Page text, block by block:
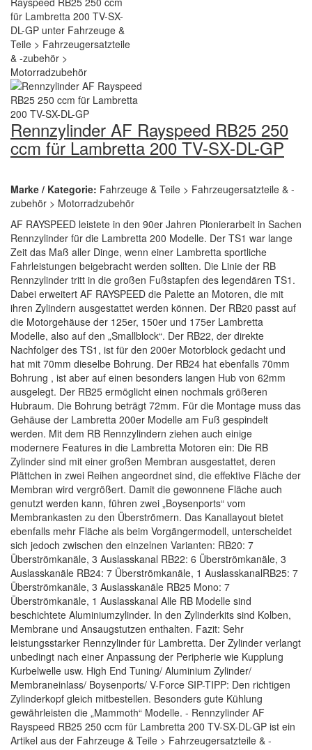
Rennzylinder AF Rayspeed RB25 250
ccm für Lambretta 200 TV-SX-DL-GP
Marke / Kategorie: Fahrzeuge & Teile > Fahrzeugersatzteile & -
zubehör > Motorradzubehör
AF RAYSPEED leistete in den 90er Jahren Pionierarbeit in Sachen
Rennzylinder für die Lambretta 200 Modelle. Der TS1 war lange
Zeit das Maß aller Dinge, wenn einer Lambretta sportliche
Fahrleistungen beigebracht werden sollten. Die Linie der RB
Rennzylinder tritt in die großen Fußstapfen des legendären TS1.
Dabei erweitert AF RAYSPEED die Palette an Motoren, die mit
ihren Zylindern ausgestattet werden können. Der RB20 passt auf
die Motorgehäuse der 125er, 150er und 175er Lambretta
Modelle, also auf den „Smallblock“. Der RB22, der direkte
Nachfolger des TS1, ist für den 200er Motorblock gedacht und
hat mit 70mm dieselbe Bohrung. Der RB24 hat ebenfalls 70mm
Bohrung , ist aber auf einen besonders langen Hub von 62mm
ausgelegt. Der RB25 ermöglicht einen nochmals größeren
Hubraum. Die Bohrung beträgt 72mm. Für die Montage muss das
Gehäuse der Lambretta 200er Modelle am Fuß gespindelt
werden. Mit dem RB Rennzylindern ziehen auch einige
modernere Features in die Lambretta Motoren ein: Die RB
Zylinder sind mit einer großen Membran ausgestattet, deren
Plättchen in zwei Reihen angeordnet sind, die effektive Fläche der
Membran wird vergrößert. Damit die gewonnene Fläche auch
genutzt werden kann, führen zwei „Boysenports“ vom
Membrankasten zu den Überströmern. Das Kanallayout bietet
ebenfalls mehr Fläche als beim Vorgängermodell, unterscheidet
sich jedoch zwischen den einzelnen Varianten: RB20: 7
Überströmkanäle, 3 Auslasskanal RB22: 6 Überströmkanäle, 3
Auslasskanäle RB24: 7 Überströmkanäle, 1 AuslasskanalRB25: 7
Überströmkanäle, 3 Auslasskanäle RB25 Mono: 7
Überströmkanäle, 1 Auslasskanal Alle RB Modelle sind
beschichtete Aluminiumzylinder. In den Zylinderkits sind Kolben,
Membrane und Ansaugstutzen enthalten. Fazit: Sehr
leistungsstarker Rennzylinder für Lambretta. Der Zylinder verlangt
unbedingt nach einer Anpassung der Peripherie wie Kupplung
Kurbelwelle usw. High End Tuning/ Aluminium Zylinder/
Membraneinlass/ Boysenports/ V-Force SIP-TIPP: Den richtigen
Zylinderkopf gleich mitbestellen. Besonders gute Kühlung
gewährleisten die „Mammoth“ Modelle. - Rennzylinder AF
Rayspeed RB25 250 ccm für Lambretta 200 TV-SX-DL-GP ist ein
Artikel aus der Fahrzeuge & Teile > Fahrzeugersatzteile & -